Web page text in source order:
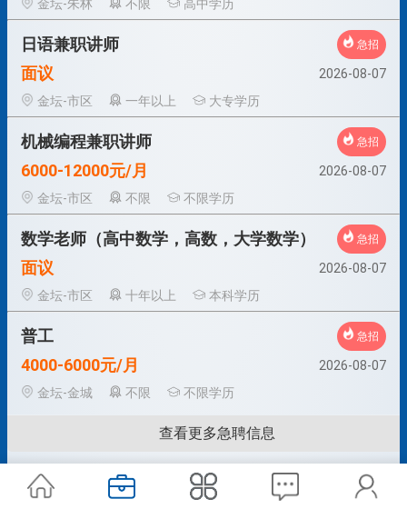
金坛-朱林
不限 高中学历
日语兼职讲师 急招
面议
2026-08-07
金坛-市区
一年以上 大专学历
机械编程兼职讲师 急招
6000-12000元/月
2026-08-07
金坛-市区
不限 不限学历
数学老师（高中数学，高数，大学数学） 急招
面议
2026-08-07
金坛-市区
十年以上 本科学历
普工 急招
4000-6000元/月
2026-08-07
金坛-金城
不限 不限学历
查看更多急聘信息